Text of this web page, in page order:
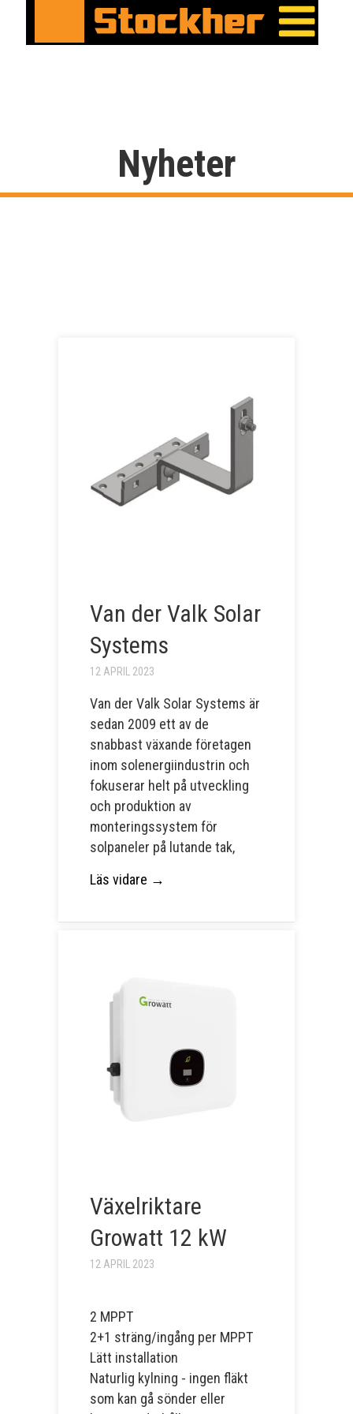
Nyheter
Van der Valk Solar
Systems
12 APRIL 2023
Van der Valk Solar Systems är
sedan 2009 ett av de
snabbast växande företagen
inom solenergiindustrin och
fokuserar helt på utveckling
och produktion av
monteringssystem för
solpaneler på lutande tak,
Läs vidare →
Växelriktare
Growatt 12 kW
12 APRIL 2023
2 MPPT
2+1 sträng/ingång per MPPT
Lätt installation
Naturlig kylning - ingen fläkt
som kan gå sönder eller